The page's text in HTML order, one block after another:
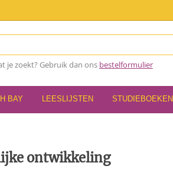
je zoekt? Gebruik dan ons bestelformulier
BAY LEESLIJSTEN STUDIEBOEKEN
ontwikkeling